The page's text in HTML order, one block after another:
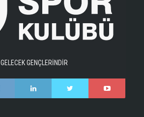
GELECEK GENÇLERİNDİR